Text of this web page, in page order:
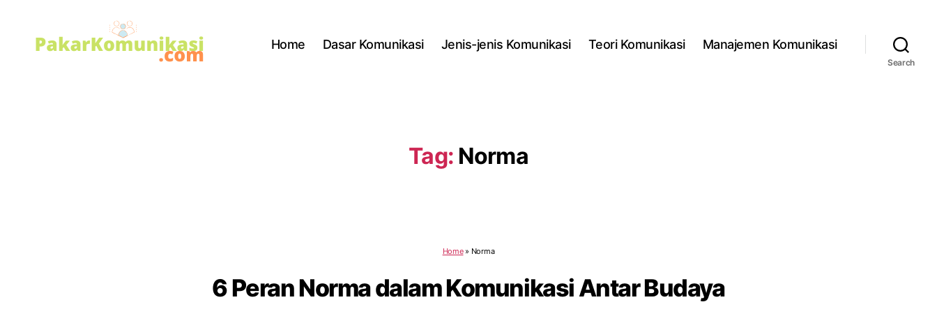
Home Dasar Komunikasi Jenis-jenis Komunikasi Teori Komunikasi Manajemen Komunikasi
Search
Tag: Norma
Home» Norma
6 Peran Norma dalam Komunikasi Antar Budaya